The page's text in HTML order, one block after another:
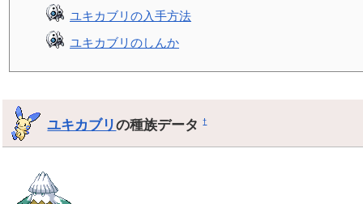
ユキカブリの入手方法
ユキカブリのしんか
ユキカブリの種族データ†